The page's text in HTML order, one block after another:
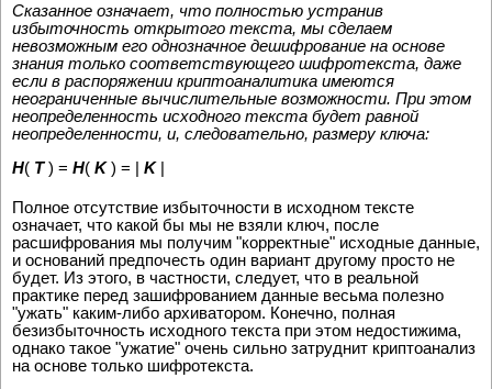
Сказанное означает, что полностью устранив
избыточность открытого текста, мы сделаем
невозможным его однозначное дешифрование на основе
знания только соответствующего шифротекста, даже
если в распоряжении криптоаналитика имеются
неограниченные вычислительные возможности. При этом
неопределенность исходного текста будет равной
неопределенности, и, следовательно, размеру ключа:
H( T ) = H( K ) = | K
Полное отсутствие избыточности в исходном тексте
означает, что какой бы мы не взяли ключ, после
расшифрования мы получим "корректные" исходные данные,
и оснований предпочесть один вариант другому просто не
будет. Из этого, в частности, следует, что в реальной
практике перед зашифрованием данные весьма полезно
"ужать" каким-либо архиватором. Конечно, полная
безизбыточность исходного текста при этом недостижима,
однако такое "ужатие" очень сильно затруднит криптоанализ
на основе только шифротекста.